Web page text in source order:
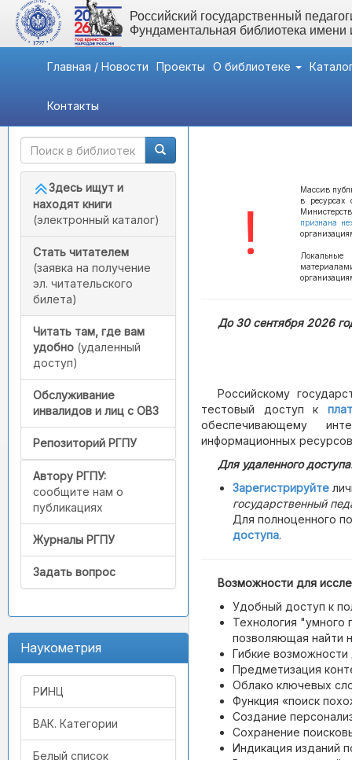
Российский государственный
Фундаментальная библиотека
Главная / Новости Проекты О библиотеке
Контакты
Быстрый доступ
Здесь ищут и
находят книги
(электронный каталог)
Стать читателем
(заявка на получение
эл. читательского
билета)
Читать там, где вам
удобно (удаленный
доступ)
Обслуживание
инвалидов и лиц с ОВЗ
Репозиторий РГПУ
Автору РГПУ:
сообщите нам о
публикациях
Журналы РГПУ
Задать вопрос
Наукометрия
РИНЦ
ВАК. Категории
Белый список
Массив
в ресурсах
признана
Локальные
До 30 сентября 2026
Российскому
тестовый доступ к
обеспечивающему
информационных
Для удаленного
Зарегистрируйте
государственный
Для полноценного
доступа.
Возможности для
Удобный доступ к
Технология "умного
позволяющая найти
Гибкие
Предметизация
Облако ключевых
Функция «поиск
Создание
Сохранение
Индикация изданий